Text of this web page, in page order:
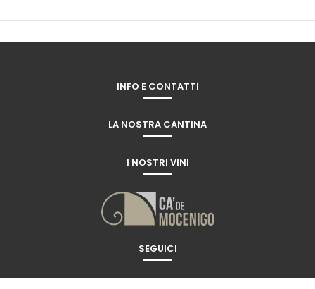
INFO E CONTATTI
LA NOSTRA CANTINA
I NOSTRI VINI
SEGUICI